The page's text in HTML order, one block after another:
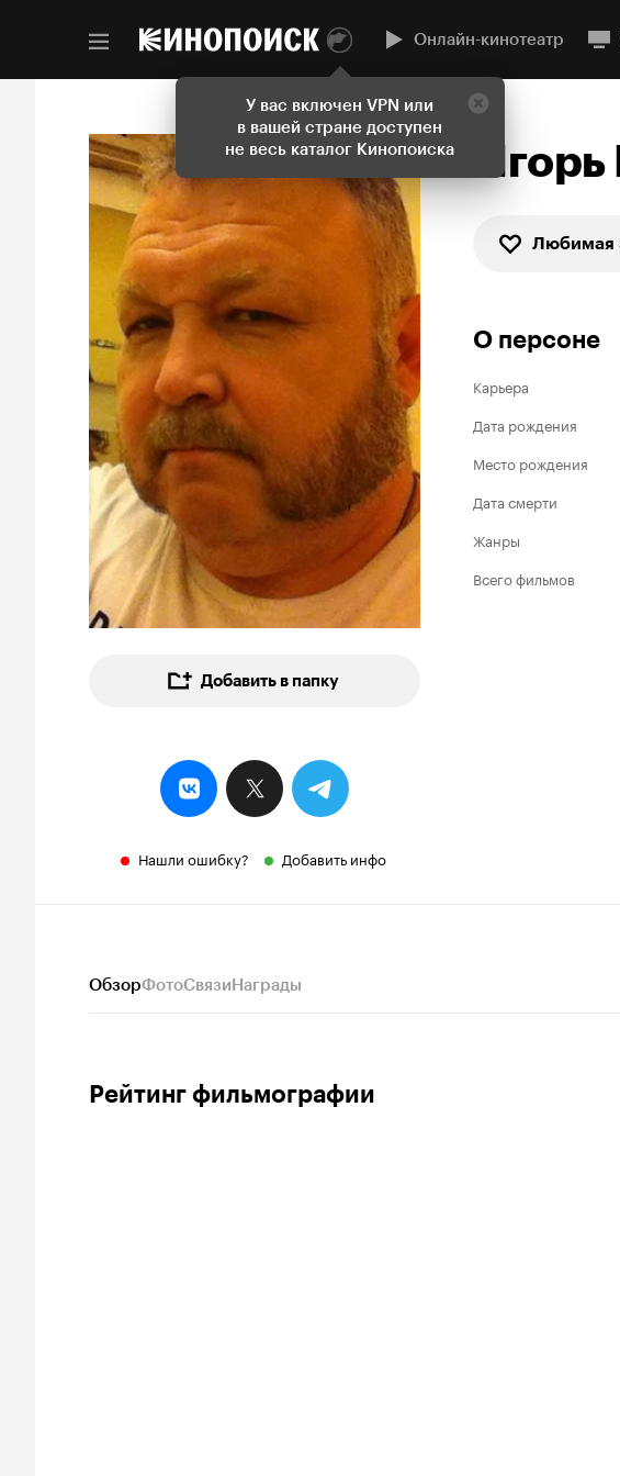
У вас включен VPN или
в вашей стране доступен
не весь каталог Кинопоиска
Онлайн-кинотеатр
Добавить в папку
Нашли ошибку? Добавить инфо
Любимая
О персоне
Карьера
Дата рождения
Место рождения
Дата смерти
Жанры
Всего фильмов
ОбзорФотоСвязиНаграды
Рейтинг фильмографии